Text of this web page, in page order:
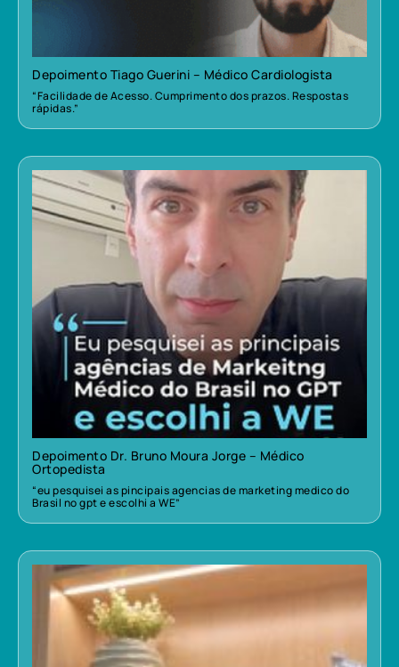
Depoimento Tiago Guerini – Médico Cardiologista
“Facilidade de Acesso. Cumprimento dos prazos. Respostas
rápidas.”
Depoimento Dr. Bruno Moura Jorge – Médico
Ortopedista
“eu pesquisei as pincipais agencias de marketing medico do
Brasil no gpt e escolhi a WE”